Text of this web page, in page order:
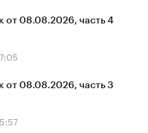
от 08.08.2026, часть 4
от 08.08.2026, часть 3